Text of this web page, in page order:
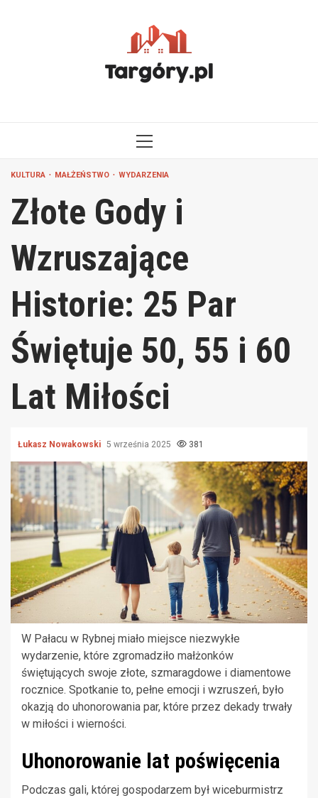
MENU
KULTURA MAŁŻEŃSTWO WYDARZENIA
Złote Gody i
Wzruszające
Historie: 25 Par
Świętuje 50, 55 i 60
Lat Miłości
Łukasz Nowakowski 5 września 2025 381
W Pałacu w Rybnej miało miejsce niezwykłe
wydarzenie, które zgromadziło małżonków
świętujących swoje złote, szmaragdowe i diamentowe
rocznice. Spotkanie to, pełne emocji i wzruszeń, było
okazją do uhonorowania par, które przez dekady trwały
w miłości i wierności.
Uhonorowanie lat poświęcenia
Podczas gali, której gospodarzem był wiceburmistrz